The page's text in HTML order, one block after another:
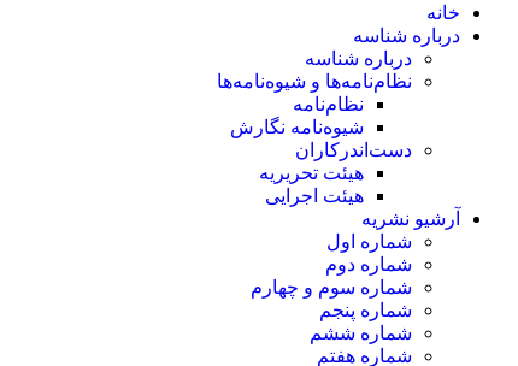
خانه
درباره شناسه
درباره شناسه
نظام‌نامه‌ها و شیوه‌نامه‌ها
نظام‌نامه
شیوه‌نامه نگارش
دست‌اندرکاران
هیئت تحریریه
هیئت اجرایی
آرشیو نشریه
شماره اول
شماره دوم
شماره سوم و چهارم
شماره پنجم
شماره ششم
شماره هفتم